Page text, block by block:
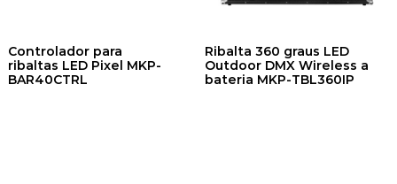
Controlador para
ribaltas LED Pixel MKP-
BAR40CTRL
Ribalta 360 graus LED
Outdoor DMX Wireless a
bateria MKP-TBL360IP